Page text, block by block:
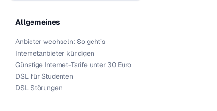
Allgemeines
Anbieter wechseln: So geht’s
Internetanbieter kündigen
Günstige Internet-Tarife unter 30 Euro
DSL für Studenten
DSL Störungen